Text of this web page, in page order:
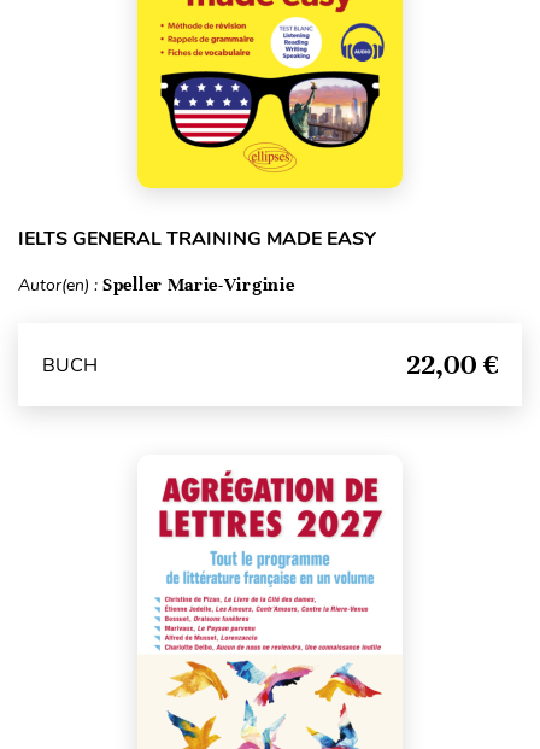
IELTS GENERAL TRAINING MADE EASY
Autor(en) : Speller Marie-Virginie
BUCH 22,00 €